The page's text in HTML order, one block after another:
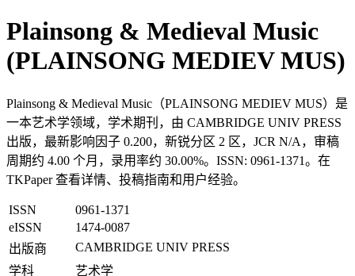
Plainsong & Medieval Music
(PLAINSONG MEDIEV MUS)
Plainsong & Medieval Music（PLAINSONG MEDIEV MUS）是
一本艺术学领域，学术期刊，由 CAMBRIDGE UNIV PRESS
出版，最新影响因子 0.200，新锐分区 2 区，JCR N/A，审稿
周期约 4.00 个月，录用率约 30.00%。ISSN: 0961-1371。在
TKPaper 查看详情、投稿指南和用户经验。
ISSN
0961-1371
eISSN
1474-0087
出版商
CAMBRIDGE UNIV PRESS
学科
艺术学